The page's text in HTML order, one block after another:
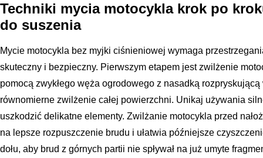
Techniki mycia motocykla krok po
do suszenia
Mycie motocykla bez myjki ciśnieniowej wymaga
skuteczny i bezpieczny. Pierwszym etapem jest zwilżenie
pomocą zwykłego węża ogrodowego z nasadką
równomierne zwilżenie całej powierzchni. Unikaj używania
uszkodzić delikatne elementy. Zwilżanie motocykla przed
na lepsze rozpuszczenie brudu i ułatwia późniejsze
dołu, aby brud z górnych partii nie spływał na już umyte